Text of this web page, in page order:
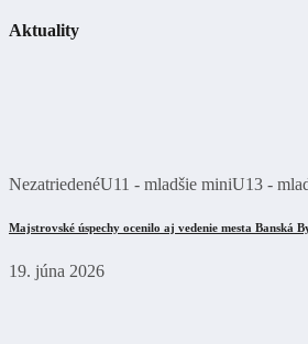
Aktuality
NezatriedenéU11 - mladšie miniU13 -
Majstrovské úspechy ocenilo aj vedenie mesta Banská
19. júna 2026